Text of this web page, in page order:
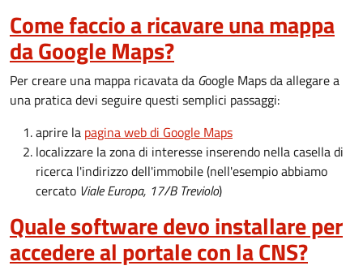
Come faccio a ricavare una mappa
da Google Maps?
Per creare una mappa ricavata da Google Maps da allegare a
una pratica devi seguire questi semplici passaggi:
aprire la pagina web di Google Maps
localizzare la zona di interesse inserendo nella casella di
ricerca l'indirizzo dell'immobile (nell'esempio abbiamo
cercato Viale Europa, 17/B Treviolo)
Quale software devo installare per
accedere al portale con la CNS?